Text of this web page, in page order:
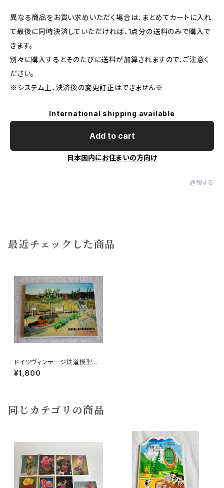
異なる商品をお買い求めいただく場合は、まとめてカートに入れ
て最後に同時決済していただければ、1点分の送料のみで購入で
きます。
別々に購入するとそのたびに送料が加算されますので、ご注意く
ださい。
※システム上、決済後の変更訂正はできません※
International shipping available
Add to cart
日本国内にお住まいの方向け
通報する
最近チェックした商品
ドイツヴィンテージ鉄道模型ポ
ストカードセットb
¥1,800
同じカテゴリの商品